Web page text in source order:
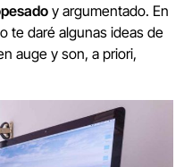
y argumentado. En
te daré algunas ideas de
auge y son, a priori,